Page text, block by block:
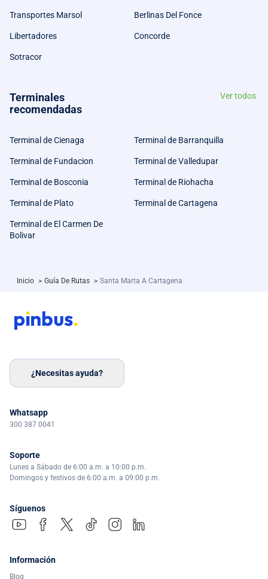
Transportes Marsol Berlinas Del Fonce
Libertadores Concorde
Sotracor
Terminales
recomendadas
Ver todos
Terminal de Cienaga Terminal de Barranquilla
Terminal de Fundacion Terminal de Valledupar
Terminal de Bosconia Terminal de Riohacha
Terminal de Plato Terminal de Cartagena
Terminal de El Carmen De
Bolivar
Inicio > Guía De Rutas > Santa Marta A Cartagena
¿Necesitas ayuda?
Whatsapp
300 387 0041
Soporte
Lunes a Sábado de 6:00 a.m. a 10:00 p.m.
Domingos y festivos de 6:00 a.m. a 09:00 p.m.
Síguenos
Información
Blog